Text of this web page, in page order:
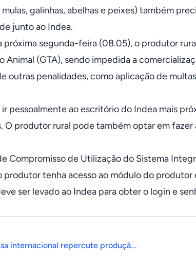
galinhas, abelhas e peixes) também
junto ao Indea.
próxima segunda-feira (08.05), o produtor
Animal (GTA), sendo impedida a
outras penalidades, como aplicação de
ir pessoalmente ao escritório do Indea mais
O produtor rural pode também optar em
Compromisso de Utilização do Sistema
produtor tenha acesso ao módulo do
ser levado ao Indea para obter o login e
internacional repercute produçã...